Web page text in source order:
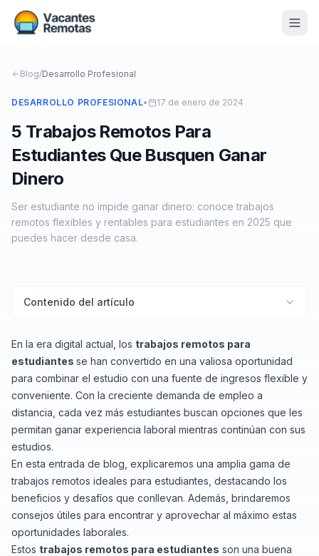
Vacantes
Blog
Nosotros
Contacto
📨 Suscribirme gratis al newsletter
Blog/Desarrollo Profesional
DESARROLLO PROFESIONAL• 17 de enero de 2024
5 Trabajos Remotos Para
Estudiantes Que Busquen Ganar
Dinero
Ser estudiante no impide ganar dinero: conoce trabajos
remotos flexibles y rentables para estudiantes en 2025 que
puedes hacer desde casa.
Contenido del artículo
En la era digital actual, los trabajos remotos para
estudiantes se han convertido en una valiosa oportunidad
para combinar el estudio con una fuente de ingresos flexible y
conveniente. Con la creciente demanda de empleo a
distancia, cada vez más estudiantes buscan opciones que les
permitan ganar experiencia laboral mientras continúan con sus
estudios.
En esta entrada de blog, explicaremos una amplia gama de
trabajos remotos ideales para estudiantes, destacando los
beneficios y desafíos que conllevan. Además, brindaremos
consejos útiles para encontrar y aprovechar al máximo estas
oportunidades laborales.
Estos trabajos remotos para estudiantes son una buena